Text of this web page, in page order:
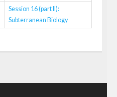
Session 16 (part II):
Subterranean Biology